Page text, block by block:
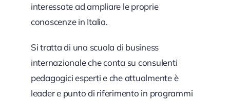
interessate ad ampliare le proprie
conoscenze in Italia.
Si tratta di una scuola di business
internazionale che conta su consulenti
pedagogici esperti e che attualmente è
leader e punto di riferimento in programmi